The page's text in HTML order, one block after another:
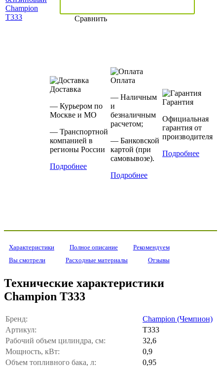
Сравнить
Доставка
— Курьером по
Москве и МО
— Транспортной
компанией в
регионы России
Подробнее
Оплата
— Наличным
и
безналичным
расчетом;
— Банковской
картой (при
самовывозе).
Подробнее
Гарантия
Официальная
гарантия от
производителя
Подробнее
Характеристики Полное описание
Рекомендуем
Вы смотрели
Расходные материалы Отзывы
Технические характеристики
Champion Т333
Бренд:
Champion (Чемпион)
Артикул:
T333
Рабочий объем цилиндра, см:
32,6
Мощность, кВт:
0,9
Объем топливного бака, л:
0,95